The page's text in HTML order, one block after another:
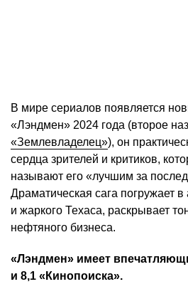
В мире сериалов появляется
«Лэндмен» 2024 года (второе
«Землевладелец»), он
сердца зрителей и критиков,
называют его «лучшим за
Драматическая сага погружает
и жаркого Техаса, раскрывает
нефтяного бизнеса.
«Лэндмен» имеет
и 8,1 «Кинопоиска».